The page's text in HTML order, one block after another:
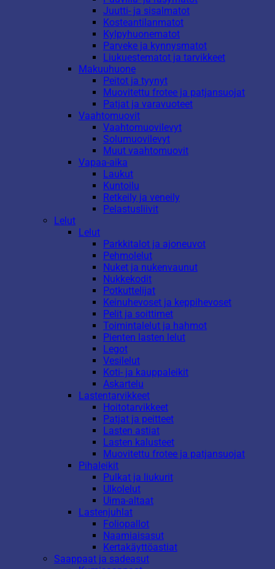
Juutti- ja sisalmatot
Kosteantilanmatot
Kylpyhuonematot
Parveke ja kynnysmatot
Liukuestematot ja tarvikkeet
Makuuhuone
Peitot ja tyynyt
Muovitettu frotee ja patjansuojat
Patjat ja varavuoteet
Vaahtomuovit
Vaahtomuovilevyt
Solumuovilevyt
Muut vaahtomuovit
Vapaa-aika
Laukut
Kuntoilu
Retkeily ja veneily
Pelastusliivit
Lelut
Lelut
Parkkitalot ja ajoneuvot
Pehmolelut
Nuket ja nukenvaunut
Nukkekodit
Potkuttelijat
Keinuhevoset ja keppihevoset
Pelit ja soittimet
Toimintalelut ja hahmot
Pienten lasten lelut
Legot
Vesilelut
Koti- ja kauppaleikit
Askartelu
Lastentarvikkeet
Hoitotarvikkeet
Patjat ja peitteet
Lasten astiat
Lasten kalusteet
Muovitettu frotee ja patjansuojat
Pihaleikit
Pulkat ja liukurit
Ulkolelut
Uima-altaat
Lastenjuhlat
Foliopallot
Naamiaisasut
Kertakäyttöastiat
Saappaat ja sadeasut